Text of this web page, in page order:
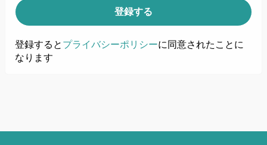
登録すると プライバシーポリシーに同意されたことに
なります